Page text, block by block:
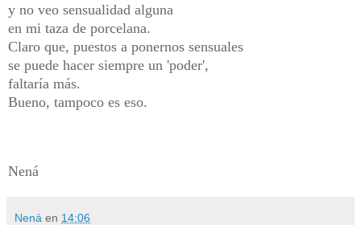
y no veo sensualidad alguna
en mi taza de porcelana.
Claro que, puestos a ponernos sensuales
se puede hacer siempre un 'poder',
faltaría más.
Bueno, tampoco es eso.
Nená
Nená en 14:06